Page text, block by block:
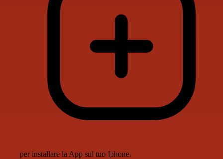
per installare la App sul tuo Iphone.